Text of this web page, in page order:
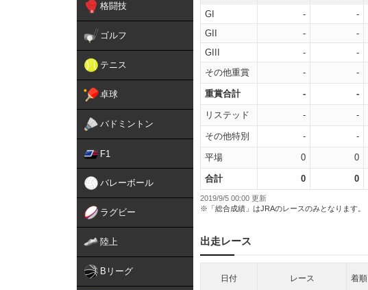
格闘技
ゴルフ
テニス
卓球
バドミントン
F1
バレーボール
ラグビー
陸上
Bリーグ
GI - -
GII
- -
GIII
- -
その他重賞
- -
重賞合計 - -
リステッド - -
その他特別 - -
平場 0 0
合計 0 0
2019/9/5 00:00 更新
※「総合成績」はJRAのレースのみとなります。
出走レース
日付 レース 着順